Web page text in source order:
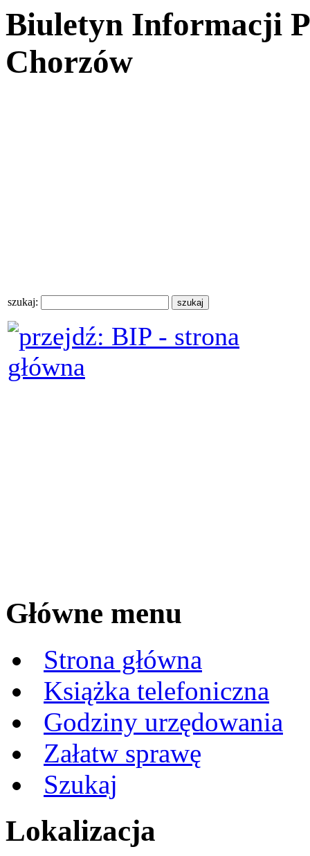
Biuletyn Informacji
Chorzów
szukaj:
Główne menu
Strona główna
Książka telefoniczna
Godziny urzędowania
Załatw sprawę
Szukaj
Lokalizacja